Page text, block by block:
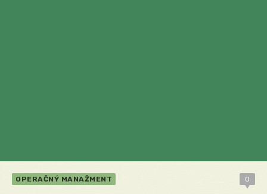
OPERAČNÝ MANAŽMENT 0